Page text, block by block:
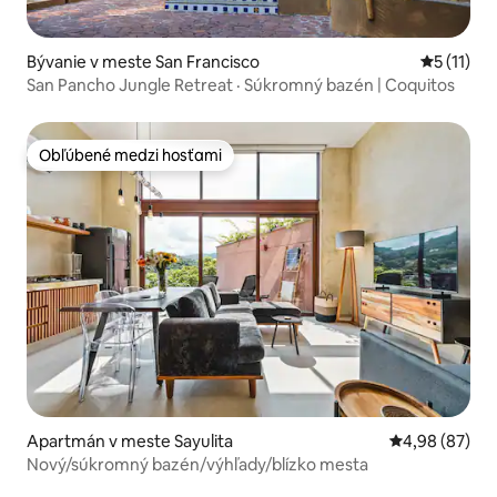
Bývanie v meste San Francisco
5 (11)
San Pancho Jungle Retreat · Súkromný bazén | Coquitos
Obľúbené medzi hosťami
Obľúbené medzi hosťami
Apartmán v meste Sayulita Priemerné
4,98 (87)
Nový/súkromný bazén/výhľady/blízko mesta